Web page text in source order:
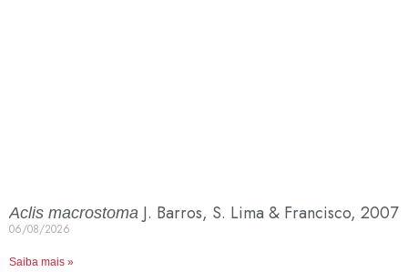
Aclis macrostoma J. Barros, S. Lima & Francisco, 2007
06/08/2026
Saiba mais »